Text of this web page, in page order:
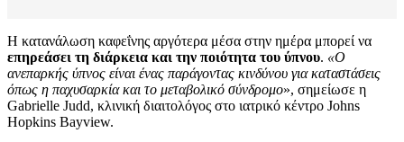
Η κατανάλωση καφεΐνης αργότερα μέσα στην ημέρα μπορεί να
επηρεάσει τη διάρκεια και την ποιότητα του ύπνου. «Ο
ανεπαρκής ύπνος είναι ένας παράγοντας κινδύνου για καταστάσεις
όπως η παχυσαρκία και το μεταβολικό σύνδρομο», σημείωσε η
Gabrielle Judd, κλινική διαιτολόγος στο ιατρικό κέντρο Johns
Hopkins Bayview.